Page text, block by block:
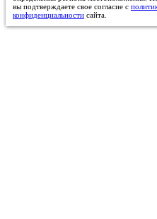
вы подтверждаете свое согласие с
конфиденциальности сайта.